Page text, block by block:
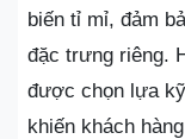
biến tỉ mỉ, đảm
đặc trưng riêng.
được chọn lựa
khiến khách